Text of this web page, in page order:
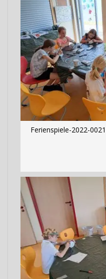
Ferienspiele-2022-0021